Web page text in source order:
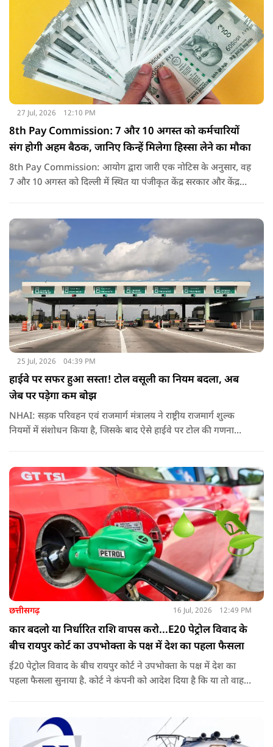
27 Jul, 2026 12:10 PM
8th Pay Commission: 7 और 10 अगस्त को कर्मचारियों
संग होगी अहम बैठक, जानिए किन्हें मिलेगा हिस्सा लेने का मौका
8th Pay Commission: आयोग द्वारा जारी एक नोटिस के अनुसार, वह
7 और 10 अगस्त को दिल्ली में स्थित या पंजीकृत केंद्र सरकार और केंद्र
25 Jul, 2026 04:39 PM
हाईवे पर सफर हुआ सस्ता! टोल वसूली का नियम बदला, अब
जेब पर पड़ेगा कम बोझ
NHAI: सड़क परिवहन एवं राजमार्ग मंत्रालय ने राष्ट्रीय राजमार्ग शुल्क
नियमों में संशोधन किया है, जिसके बाद ऐसे हाईवे पर टोल की गणना
छत्तीसगढ़ 16 Jul, 2026 12:49 PM
कार बदलो या निर्धारित राशि वापस करो...E20 पेट्रोल विवाद के
बीच रायपुर कोर्ट का उपभोक्ता के पक्ष में देश का पहला फैसला
ई20 पेट्रोल विवाद के बीच रायपुर कोर्ट ने उपभोक्ता के पक्ष में देश का
पहला फैसला सुनाया है. कोर्ट ने कंपनी को आदेश दिया है कि या तो वाहन